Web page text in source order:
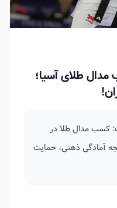
طلای آسیا؛
کسب مدال طلا در
آمادگی ذهنی، حمایت